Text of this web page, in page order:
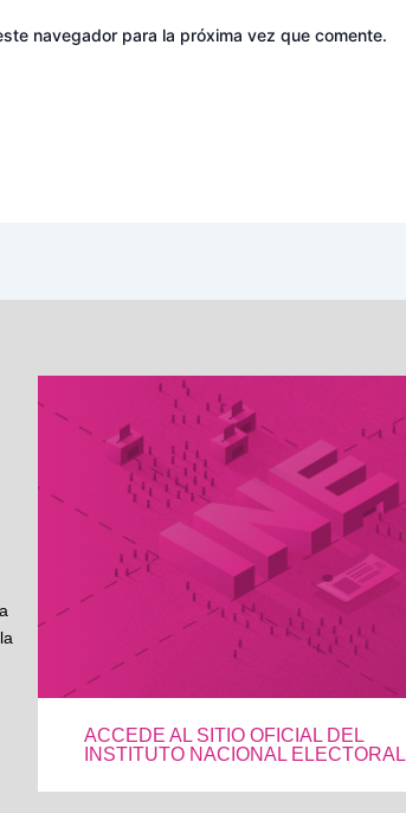
navegador para la próxima vez que comente.
ACCEDE AL SITIO OFICIAL DEL
INSTITUTO NACIONAL ELECTORAL